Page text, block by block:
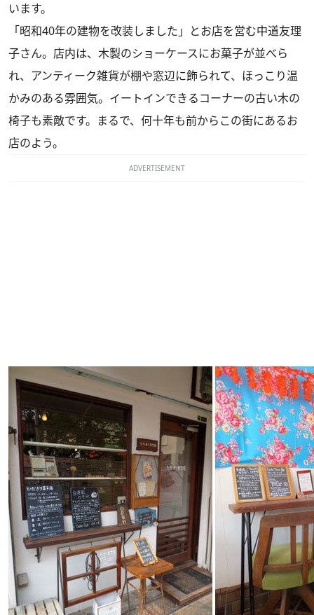
います。
「昭和40年の建物を改装しました」とお店を営む中道友理
子さん。店内は、木製のショーケースにお菓子が並べら
れ、アンティーク雑貨が棚や窓辺に飾られて、ほっこり温
かみのある雰囲気。イートインできるコーナーの古い木の
椅子も素敵です。まるで、何十年も前からこの街にあるお
店のよう。
ADVERTISEMENT